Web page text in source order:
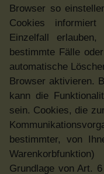
Browser so
Cookies
Einzelfall
bestimmte Fälle
automatische
Browser aktivieren.
kann die
sein. Cookies, die
bestimmter, von
Grundlage von Art.